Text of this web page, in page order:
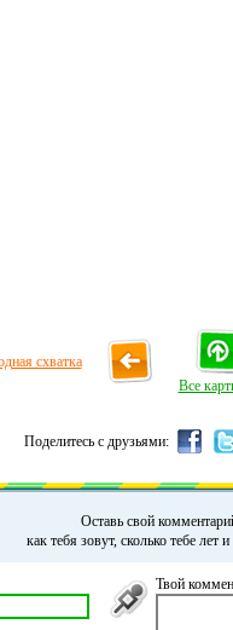
схватка
Все
Поделитесь с друзьями:
Оставь свой
как тебя зовут, сколько тебе
Твой